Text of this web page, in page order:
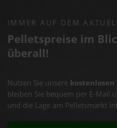
IMMER AUF DEM
Pelletspreise im
überall!
Nutzen Sie unsere
bleiben Sie bequem per E-Mail
und die Lage am Pelletsmarkt